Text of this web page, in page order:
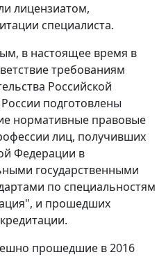
лицензиатом,
специалиста.
в настоящее время в
требованиям
Российской
подготовлены
нормативные правовые
лиц, получивших
Федерации в
государственными
по специальностям
и прошедших
прошедшие в 2016